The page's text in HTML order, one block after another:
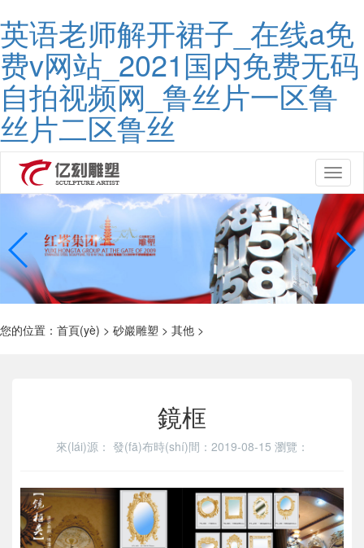
英语老师解开裙子_在线a免
费v网站_2021国内免费无码
自拍视频网_鲁丝片一区鲁
丝片二区鲁丝
您的位置： 首頁(yè) > 砂巖雕塑 > 其他 >
鏡框
來(lái)源： 發(fā)布時(shí)間：2019-08-15 瀏覽：